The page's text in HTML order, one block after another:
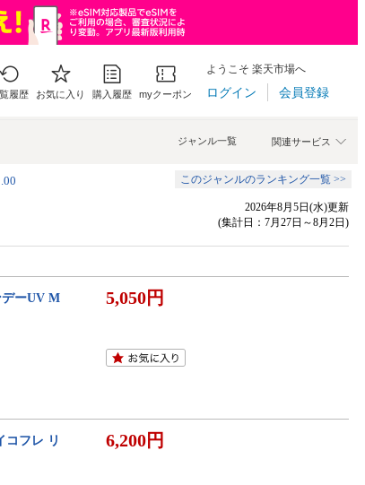
履歴 お気に入り 購入履歴 myクーポン
ようこそ 楽天市場へ
ログイン 会員登録
関連サービス
ジャンル一覧
このジャンルのランキング一覧 >>
2026年8月5日(水)更新
(集計日：7月27日～8月2日)
ーUV M
5,050円
コフレ リ
6,200円